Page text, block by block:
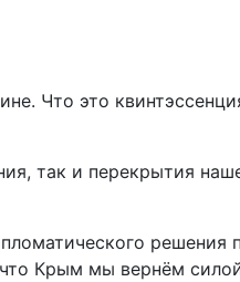
Что это
так и перекрытия
решения
что Крым мы вернём